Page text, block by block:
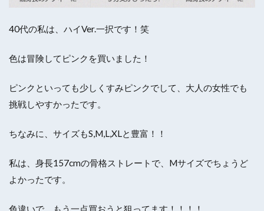
40代の私は、ハイVer.一択です！笑
色は冒険してピンクを買いました！
ピンクといっても少しくすみピンクでして、大人の女性でも
挑戦しやすかったです。
ちなみに、サイズもS,M,L,XLと豊富！！
私は、身長157cmの骨格ストレートで、Mサイズでちょうど
よかったです。
色違いで、もう一点買おうと狙ってます！！！！